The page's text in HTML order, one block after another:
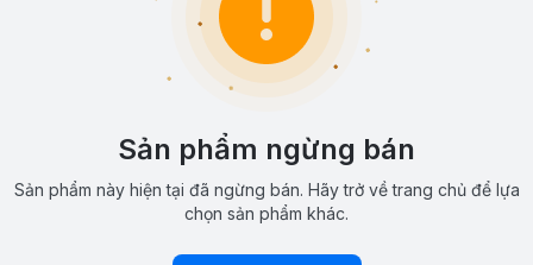
Sản phẩm ngừng bán
Sản phẩm này hiện tại đã ngừng bán. Hãy trở về trang chủ để lựa
chọn sản phẩm khác.